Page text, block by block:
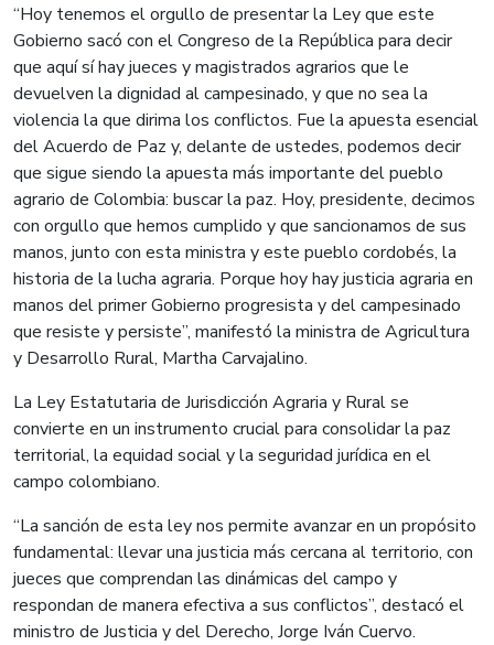
“Hoy tenemos el orgullo de presentar la Ley que este
Gobierno sacó con el Congreso de la República para decir
que aquí sí hay jueces y magistrados agrarios que le
devuelven la dignidad al campesinado, y que no sea la
violencia la que dirima los conflictos. Fue la apuesta esencial
del Acuerdo de Paz y, delante de ustedes, podemos decir
que sigue siendo la apuesta más importante del pueblo
agrario de Colombia: buscar la paz. Hoy, presidente, decimos
con orgullo que hemos cumplido y que sancionamos de sus
manos, junto con esta ministra y este pueblo cordobés, la
historia de la lucha agraria. Porque hoy hay justicia agraria en
manos del primer Gobierno progresista y del campesinado
que resiste y persiste”, manifestó la ministra de Agricultura
y Desarrollo Rural, Martha Carvajalino.
La Ley Estatutaria de Jurisdicción Agraria y Rural se
convierte en un instrumento crucial para consolidar la paz
territorial, la equidad social y la seguridad jurídica en el
campo colombiano.
“La sanción de esta ley nos permite avanzar en un propósito
fundamental: llevar una justicia más cercana al territorio, con
jueces que comprendan las dinámicas del campo y
respondan de manera efectiva a sus conflictos”, destacó el
ministro de Justicia y del Derecho, Jorge Iván Cuervo.